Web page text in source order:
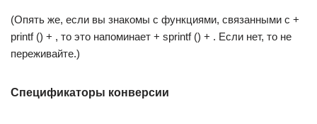
(Опять же, если вы знакомы с функциями, связанными с +
printf () + , то это напоминает + sprintf () + . Если нет, то не
переживайте.)
Спецификаторы конверсии